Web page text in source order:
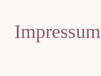
Impressum